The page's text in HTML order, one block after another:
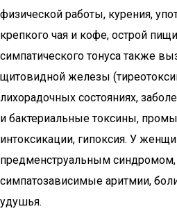
физической работы, курения,
крепкого чая и кофе, острой
симпатического тонуса также
щитовидной железы
лихорадочных состояниях,
и бактериальные токсины,
интоксикации, гипоксия. У
предменструальным синдромом,
симпатозависимые аритмии,
удушья.